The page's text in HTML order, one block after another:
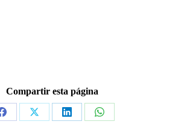
Compartir esta página
Share
Share
Share
Share